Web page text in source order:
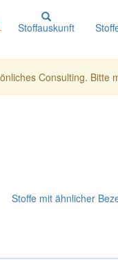
Stoffauskunft
Consulting. Bitte
Stoffe mit ähnlicher